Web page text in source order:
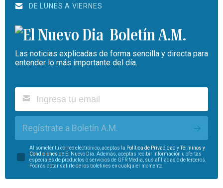
DE LUNES A VIERNES
Boletín A.M.
Las noticias explicadas de forma sencilla y directa para
entender lo más importante del día.
Regístrate a Boletín A.M.
Al someter tu correo electrónico, aceptas la Política de Privacidad yTérminos y
Condiciones de El Nuevo Día. Además, aceptas recibir información u ofertas
especiales de productos o servicios de GFR Media, sus afiliadas o de terceros.
Podrás optar salirte de los boletines en cualquier momento.